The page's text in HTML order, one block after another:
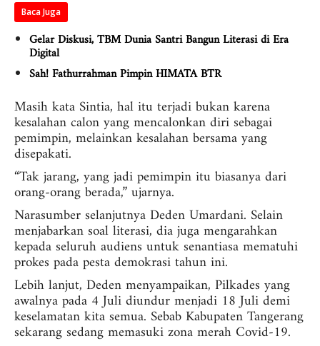
Baca Juga
Gelar Diskusi, TBM Dunia Santri Bangun Literasi di Era
Digital
Sah! Fathurrahman Pimpin HIMATA BTR
Masih kata Sintia, hal itu terjadi bukan karena
kesalahan calon yang mencalonkan diri sebagai
pemimpin, melainkan kesalahan bersama yang
disepakati.
“Tak jarang, yang jadi pemimpin itu biasanya dari
orang-orang berada,” ujarnya.
Narasumber selanjutnya Deden Umardani. Selain
menjabarkan soal literasi, dia juga mengarahkan
kepada seluruh audiens untuk senantiasa mematuhi
prokes pada pesta demokrasi tahun ini.
Lebih lanjut, Deden menyampaikan, Pilkades yang
awalnya pada 4 Juli diundur menjadi 18 Juli demi
keselamatan kita semua. Sebab Kabupaten Tangerang
sekarang sedang memasuki zona merah Covid-19.